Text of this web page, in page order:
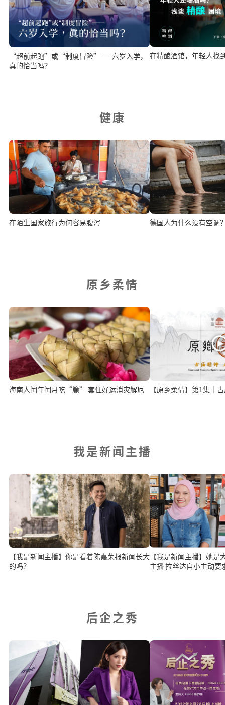
“超前起跑”或“制度冒险”——六岁入学，
真的恰当吗？
在精酿酒馆，年轻人找
健康
在陌生国家旅行为何容易腹泻 德国人为什么没有空调
原乡柔情
海南人闰年闰月吃“簏” 套住好运消灾解厄
我是新闻主播
【我是新闻主播】你是看着陈嘉荣报新闻长大
的吗？
【我是新闻主播】她是
主播 拉丝达自小主动
后企之秀